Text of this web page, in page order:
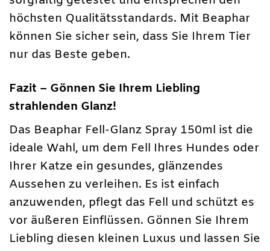
höchsten Qualitätsstandards. Mit Beaphar
können Sie sicher sein, dass Sie Ihrem Tier
nur das Beste geben.
Fazit – Gönnen Sie Ihrem Liebling
strahlenden Glanz!
Das Beaphar Fell-Glanz Spray 150ml ist die
ideale Wahl, um dem Fell Ihres Hundes oder
Ihrer Katze ein gesundes, glänzendes
Aussehen zu verleihen. Es ist einfach
anzuwenden, pflegt das Fell und schützt es
vor äußeren Einflüssen. Gönnen Sie Ihrem
Liebling diesen kleinen Luxus und lassen Sie